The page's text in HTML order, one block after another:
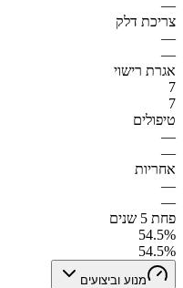
—
צריכת דלק
—
—
אגרת רישוי
7
7
טיפולים
—
—
אחריות
—
—
פחת 5 שנים
54.5%
54.5%
מנוע וביצועים